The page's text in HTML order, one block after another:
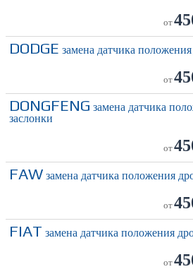
от
DODGE замена датчика
от
DONGFENG замена датчика
заслонки
от
FAW замена датчика положения
от
FIAT замена датчика положения
от